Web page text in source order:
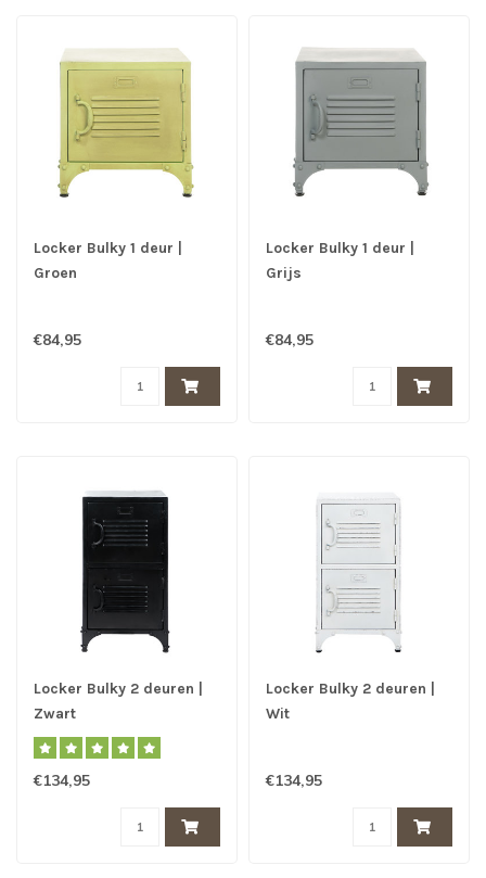
Locker Bulky 1 deur |
Groen
€84,95
Locker Bulky 1 deur |
Grijs
€84,95
Locker Bulky 2 deuren |
Zwart
€134,95
Locker Bulky 2 deuren |
Wit
€134,95